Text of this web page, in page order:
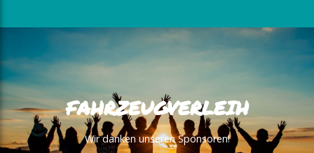
FAHRZEUGVERLEIH
Wir danken unseren Sponsoren!